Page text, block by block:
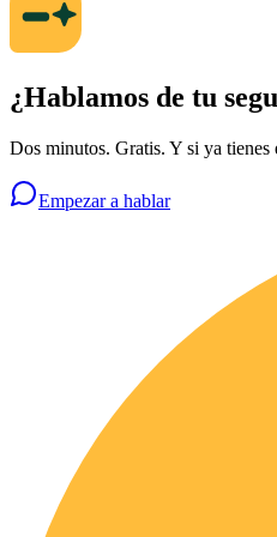
¿Hablamos de tu
Dos minutos. Gratis. Y si ya
Empezar a hablar